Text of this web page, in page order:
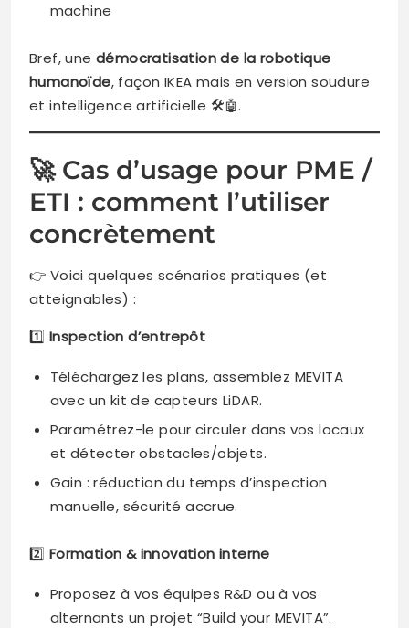
machine
Bref, une démocratisation de la robotique
humanoïde, façon IKEA mais en version soudure
et intelligence artificielle 🛠️🤖.
🚀 Cas d’usage pour PME /
ETI : comment l’utiliser
concrètement
👉 Voici quelques scénarios pratiques (et
atteignables) :
1️⃣ Inspection d’entrepôt
Téléchargez les plans, assemblez MEVITA
avec un kit de capteurs LiDAR.
Paramétrez-le pour circuler dans vos locaux
et détecter obstacles/objets.
Gain : réduction du temps d’inspection
manuelle, sécurité accrue.
2️⃣ Formation & innovation interne
Proposez à vos équipes R&D ou à vos
alternants un projet “Build your MEVITA”.